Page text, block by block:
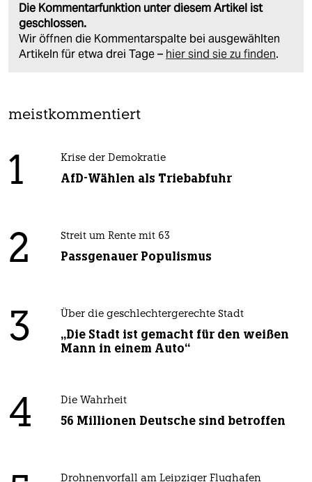
Die Kommentarfunktion unter diesem Artikel ist
geschlossen.
Wir öffnen die Kommentarspalte bei ausgewählten
Artikeln für etwa drei Tage – hier sind sie zu finden.
meistkommentiert
1 Krise der Demokratie
AfD-Wählen als Triebabfuhr
2 Streit um Rente mit 63
Passgenauer Populismus
3 Über die geschlechtergerechte Stadt
„Die Stadt ist gemacht für den weißen
Mann in einem Auto“
4 Die Wahrheit
56 Millionen Deutsche sind betroffen
Drohnenvorfall am Leipziger Flughafen